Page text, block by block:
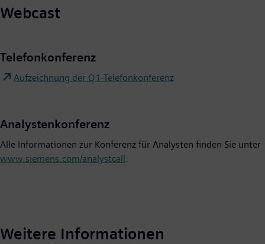
Webcast
Telefonkonferenz
Aufzeichnung der Q1-Telefonkonferenz
Analystenkonferenz
Alle Informationen zur Konferenz für Analysten finden Sie unter
www.siemens.com/analystcall
Weitere Informationen